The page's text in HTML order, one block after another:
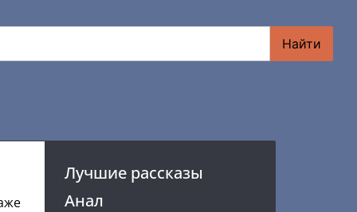
Найти
Лучшие рассказы
Анал